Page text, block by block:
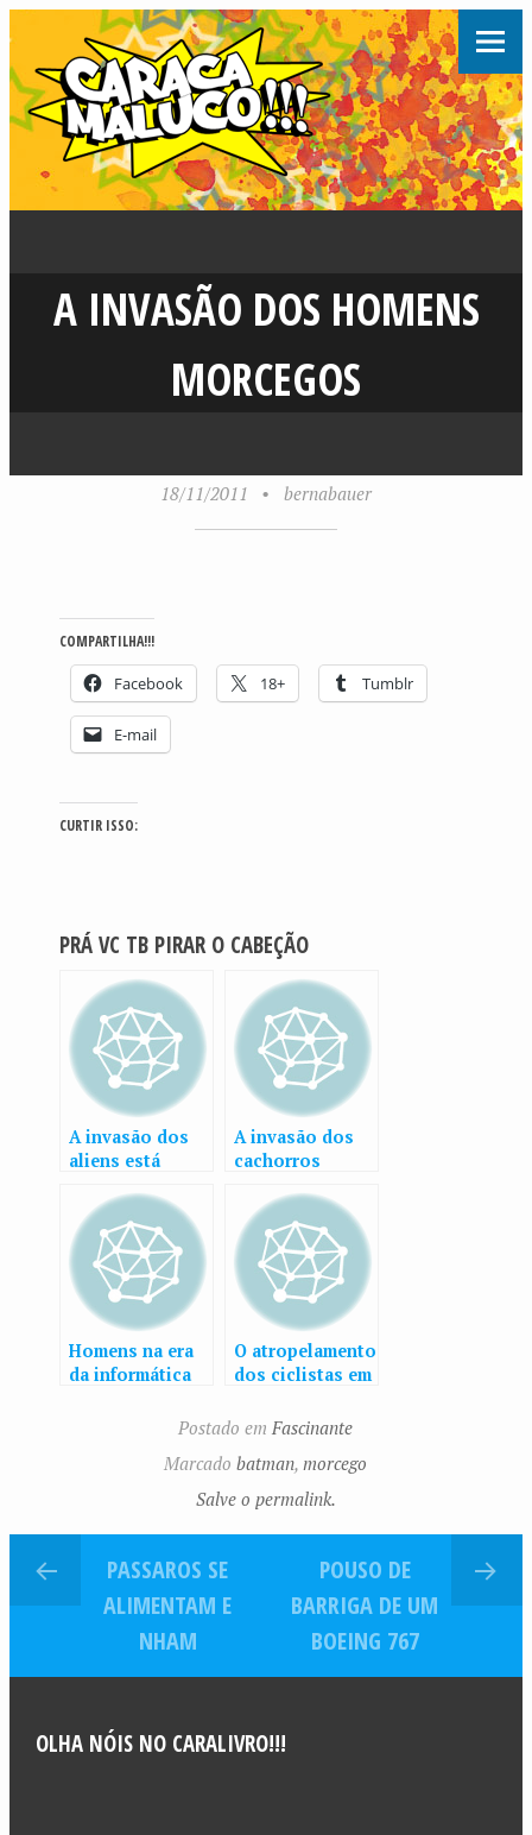
A INVASÃO DOS HOMENS
MORCEGOS
18/11/2011 • bernabauer
COMPARTILHA!!!
Facebook 18+ Tumblr
E-mail
CURTIR ISSO:
PRÁ VC TB PIRAR O CABEÇÃO
A invasão dos
aliens está
A invasão dos
cachorros
Homens na era
da informática
O atropelamento
dos ciclistas em
Postado emFascinante
Marcadobatman,morcego
Salve o permalink.
PASSAROS SE
ALIMENTAM E
NHAM
POUSO DE
BARRIGA DE UM
BOEING 767
OLHA NÓIS NO CARALIVRO!!!